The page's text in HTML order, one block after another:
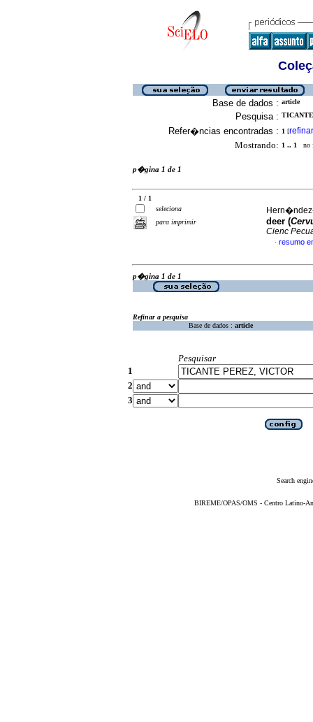
Base de dados : article
Pesquisa :
Refer�ncias encontradas : 1 [refinar
Mostrando: 1 .. 1 no
p�gina 1 de 1
1 / 1
seleciona
para imprimir
deer (
Cienc
· resumo
p�gina 1 de 1
Refinar a pesquisa
Base de dados : article
Pesquisar
1
2
3
Search
BIREME/OPAS/OMS - Centro Latino-